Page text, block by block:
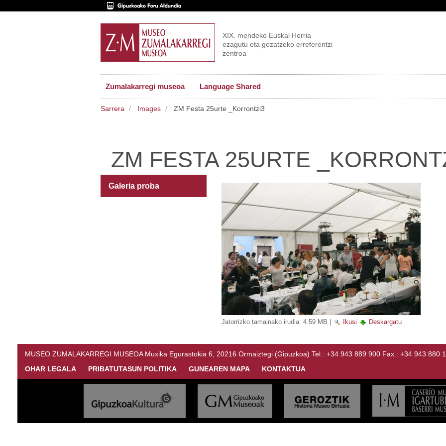
XIX. mendeko Euskal Herria
ezagutu eta gozatzeko erreferentzi
zentroa
Zumalakarregi museoa Language Shared
Sarrera Images ZM Festa 25urte _Korrontzi3
ZM FESTA 25URTE
Jatorrizko tamainako irudia: 4.59 MB Ikusi Deskargatu
Galeria proba
MUSEO ZUMALAKARREGI MUSEOA Muxika Egurastokia 6, 20216 Ormaiztegi (Gipuzkoa) Tel.: +34 943 889 900 Fax.: +34 943 880
OHAR LEGALA
PRIBATUTASUN POLITIKA GUNEAREN MAPA KONTAKTUA